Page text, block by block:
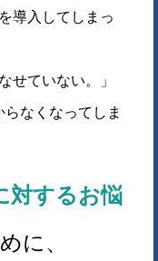
導入してしまっ
せていない。」
らなくなってしま
対するお悩
に、